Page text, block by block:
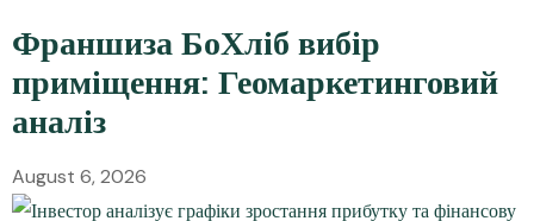
Франшиза БоХліб вибір
приміщення: Геомаркетинговий
аналіз
August 6, 2026